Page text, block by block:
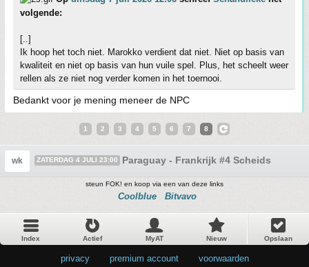
volgende:
[..]
Ik hoop het toch niet. Marokko verdient dat niet. Niet op basis van
kwaliteit en niet op basis van hun vuile spel. Plus, het scheelt weer
rellen als ze niet nog verder komen in het toernooi.
Bedankt voor je mening meneer de NPC
1 2 3 4 5 6 7 8
wk ZATERDAG 4 JULI 23:00 Paraguay - Frankrijk #4 Scheids
steun FOK! en koop via een van deze links
Coolblue Bitvavo
Index Actief MyAT Nieuw Opslaan
privacy premium account voorwaarden